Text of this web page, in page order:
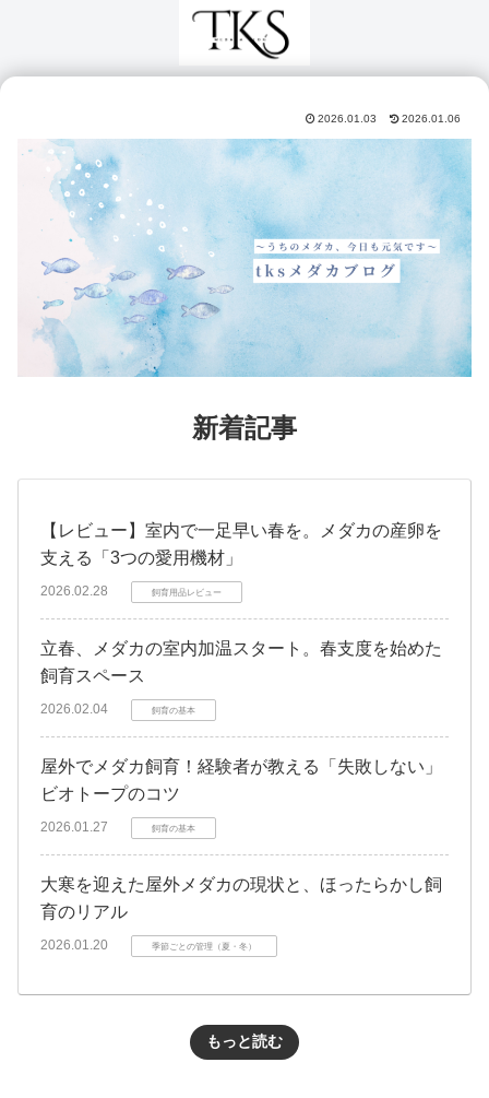
2026.01.03 2026.01.06
新着記事
【レビュー】室内で一足早い春を。メダカの産卵を
支える「3つの愛用機材」
2026.02.28 飼育用品レビュー
立春、メダカの室内加温スタート。春支度を始めた
飼育スペース
2026.02.04 飼育の基本
屋外でメダカ飼育！経験者が教える「失敗しない」
ビオトープのコツ
2026.01.27 飼育の基本
大寒を迎えた屋外メダカの現状と、ほったらかし飼
育のリアル
2026.01.20 季節ごとの管理（夏・冬）
もっと読む